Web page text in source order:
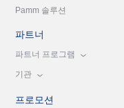
Pamm 솔루션
파트너
파트너 프로그램
기관
프로모션